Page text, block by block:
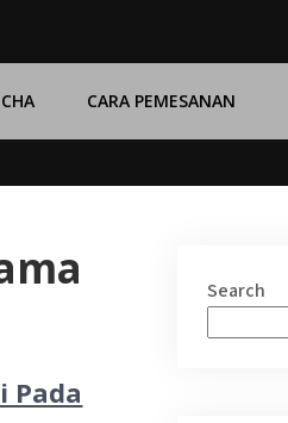
CARA PEMESANAN
Pada
Search